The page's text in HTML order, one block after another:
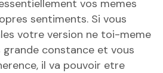
vos memes
sentiments. Si vous
votre version ne toi-meme
constance et vous
il va pouvoir etre